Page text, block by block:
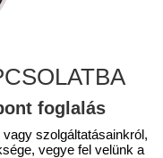
foglalás
szolgáltatásainkról,
vegye fel velünk a